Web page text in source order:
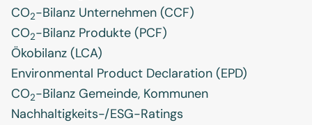
CO2-Bilanz Unternehmen (CCF)
CO2-Bilanz Produkte (PCF)
Ökobilanz (LCA)
Environmental Product Declaration (EPD)
CO2-Bilanz Gemeinde, Kommunen
Nachhaltigkeits-/ESG-Ratings